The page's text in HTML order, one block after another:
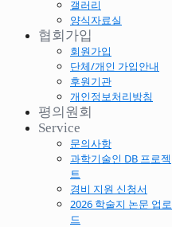
갤러리
양식자료실
협회가입
회원가입
단체/개인 가입안내
후원기관
개인정보처리방침
평의원회
Service
문의사항
과학기술인 DB 프로젝
트
경비 지원 신청서
2026 학술지 논문 업로
드